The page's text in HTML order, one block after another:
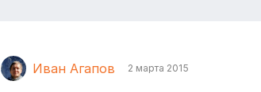
Иван Агапов 2 марта 2015